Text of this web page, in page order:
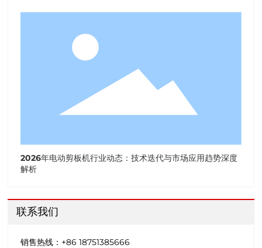
2026年电动剪板机行业动态：技术迭代与市场应用趋势深度
解析
联系我们
销售热线： +86 18751385666